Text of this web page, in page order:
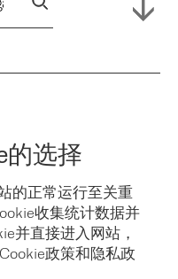
的选择
的正常运行至关重
收集统计数据并
并直接进入网站，
政策和隐私政